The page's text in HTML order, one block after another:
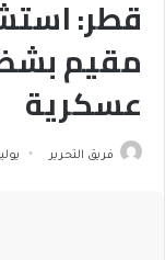
قطر:
مقيم
عسكرية
فريق التحرير يوليو 2,